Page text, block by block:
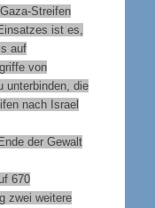
Streifen
ist es,
auf
von
unterbinden, die
nach Israel
der Gewalt
670
zwei weitere